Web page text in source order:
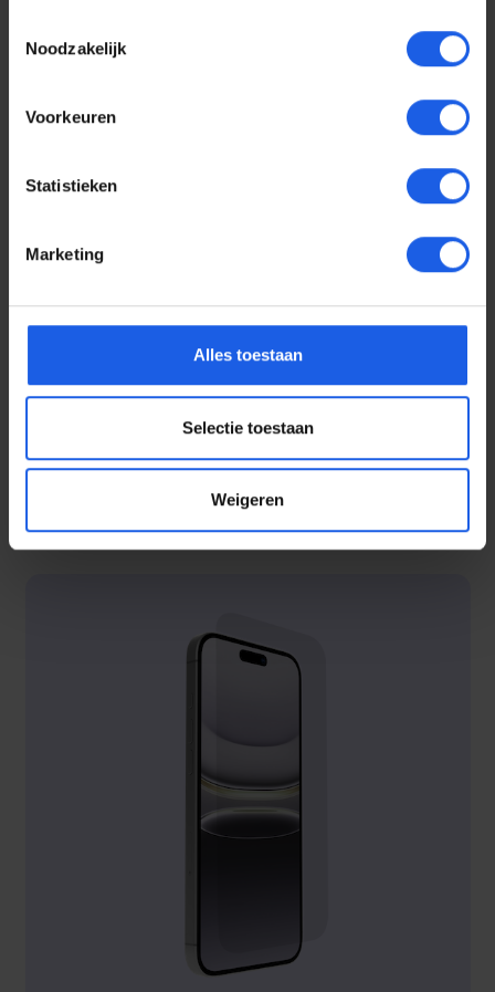
Noodzakelijk
Voorkeuren
Statistieken
Marketing
Alles toestaan
Selectie toestaan
Weigeren
Voor elke telefoon een
oortje